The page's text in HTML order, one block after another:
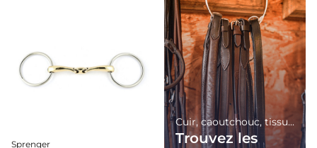
Sprenger
Cuir, caoutchouc, tissu...
Trouvez les